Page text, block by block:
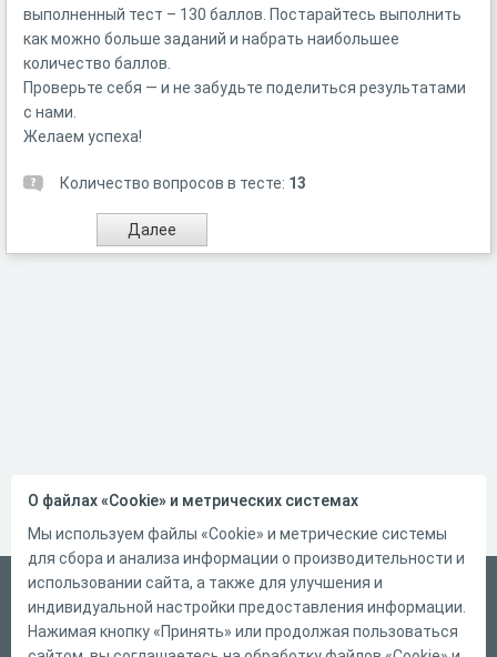
выполненный тест – 130 баллов. Постарайтесь выполнить
как можно больше заданий и набрать наибольшее
количество баллов.
Проверьте себя — и не забудьте поделиться результатами
с нами.
Желаем успеха!
Количество вопросов в тесте: 13
Русский
Справка
О файлах «Cookie» и метрических системах
Мы используем файлы «Cookie» и метрические системы
для сбора и анализа информации о производительности и
использовании сайта, а также для улучшения и
индивидуальной настройки предоставления информации.
Нажимая кнопку «Принять» или продолжая пользоваться